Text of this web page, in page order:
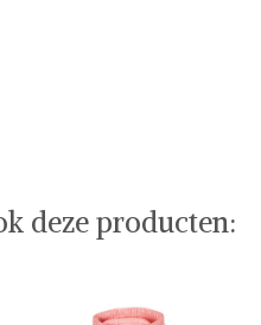
deze producten: